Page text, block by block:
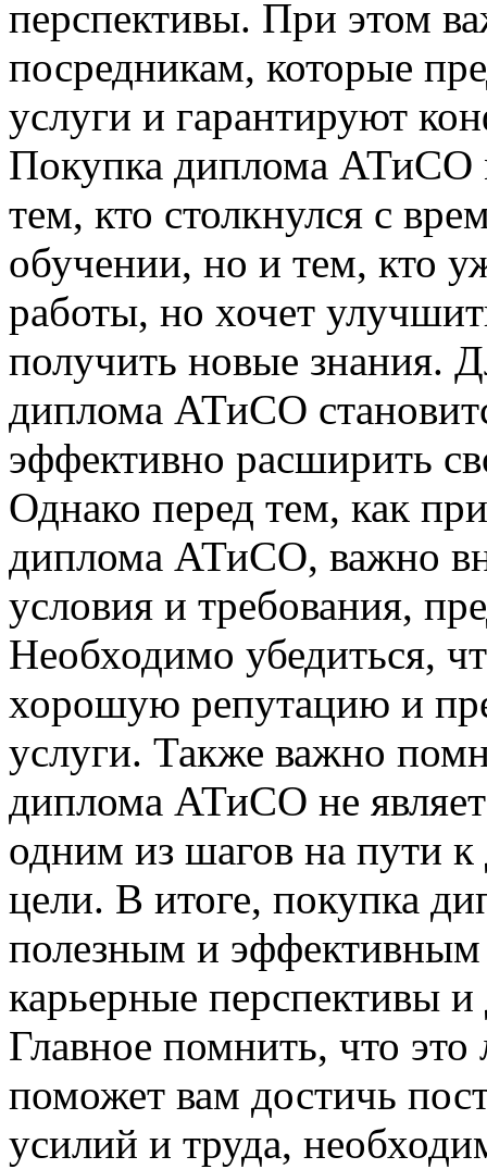
перспективы. При этом
посредникам, которые
услуги и гарантируют
Покупка диплома АТиСО
тем, кто столкнулся с
обучении, но и тем, кто
работы, но хочет
получить новые знания.
диплома АТиСО
эффективно расширить
Однако перед тем, как
диплома АТиСО, важно
условия и требования,
Необходимо убедиться,
хорошую репутацию и
услуги. Также важно
диплома АТиСО не
одним из шагов на пути
цели. В итоге, покупка
полезным и
карьерные перспективы
Главное помнить, что
поможет вам достичь
усилий и труда,